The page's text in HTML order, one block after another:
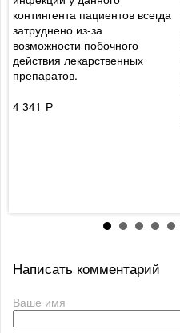
контингента пациентов всегда
затруднено из-за
возможности побочного
действия лекарственных
препаратов.
4 341
Р
Написать комментарий
Ваше имя